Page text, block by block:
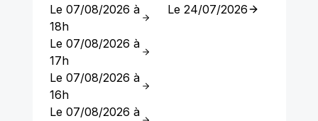
Le 07/08/2026 à
18h
Le 07/08/2026 à
17h
Le 07/08/2026 à
16h
Le 07/08/2026 à
Le 24/07/2026